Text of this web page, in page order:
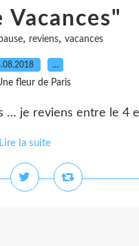
Vacances"
, reviens, vacances
…
fleur de Paris
… je reviens entre le 4
Lire la suite